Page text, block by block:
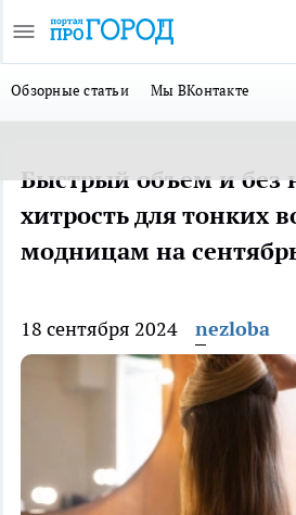
Обзорные статьи Мы ВКонтакте
Быстрый объем и без
хитрость для тонких
модницам на
18 сентября 2024 nezloba